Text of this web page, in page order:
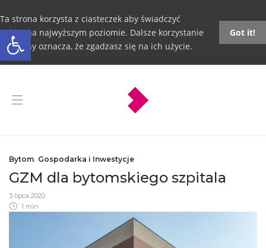
Otwórz pasek narzędzi
Ta strona korzysta z ciasteczek aby świadczyć
usługi na najwyższym poziomie. Dalsze korzystanie
ze strony oznacza, że zgadzasz się na ich użycie.
Got it!
Bytom, Gospodarka i Inwestycje
GZM dla bytomskiego szpitala
3 lipca 2020
1 min